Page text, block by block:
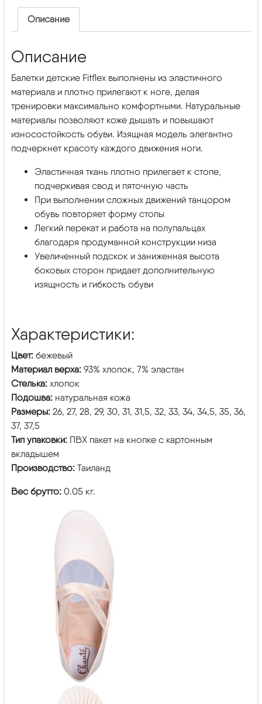
Описание
Описание
Балетки детские Fitflex выполнены из эластичного
материала и плотно прилегают к ноге, делая
тренировки максимально комфортными. Натуральные
материалы позволяют коже дышать и повышают
износостойкость обуви. Изящная модель элегантно
подчеркнет красоту каждого движения ноги.
Эластичная ткань плотно прилегает к стопе,
подчеркивая свод и пяточную часть
При выполнении сложных движений танцором
обувь повторяет форму стопы
Легкий перекат и работа на полупальцах
благодаря продуманной конструкции низа
Увеличенный подскок и заниженная высота
боковых сторон придает дополнительную
изящность и гибкость обуви
Характеристики:
Цвет: бежевый
Материал верха: 93% хлопок, 7% эластан
Стелька: хлопок
Подошва: натуральная кожа
Размеры: 26, 27, 28, 29, 30, 31, 31,5, 32, 33, 34, 34,5, 35, 36,
37, 37,5
Тип упаковки: ПВХ пакет на кнопке с картонным
вкладышем
Производство: Таиланд
Вес брутто: 0.05 кг.